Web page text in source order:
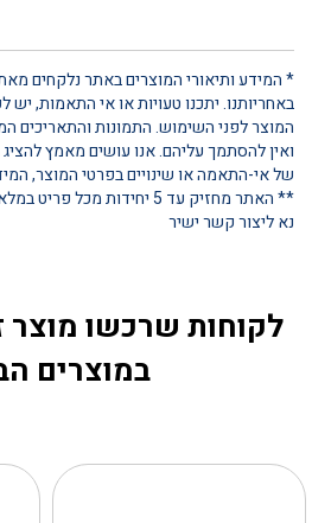
* המידע ותיאורי המוצרים באתר נלקחים
באחריותנו. יתכנו טעויות או אי התאמות,
המוצר לפני השימוש. התמונות והתאריכים
ואין להסתמך עליהם. אנו עושים מאמץ
של אי-התאמה או שינויים בפרטי המוצר,
** האתר מחזיק עד 5 יחידות
נא ליצור קשר ישיר
לקוחות שרכשו מוצר
במוצרים